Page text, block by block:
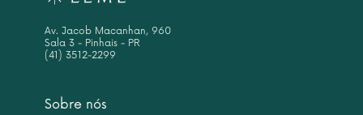
Sobre nós
Av. Jacob Macanhan, 960
Sala 3 - Pinhais - PR
(41) 3512-2299